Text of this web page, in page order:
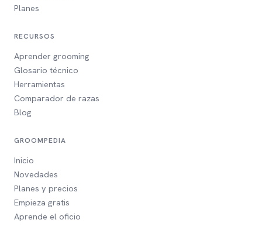
Planes
RECURSOS
Aprender grooming
Glosario técnico
Herramientas
Comparador de razas
Blog
GROOMPEDIA
Inicio
Novedades
Planes y precios
Empieza gratis
Aprende el oficio